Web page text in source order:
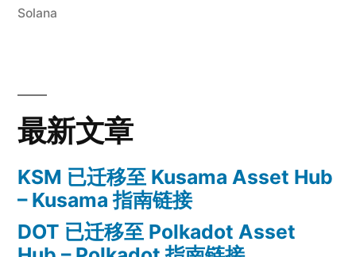
Solana
最新文章
KSM 已迁移至 Kusama Asset Hub
– Kusama 指南链接
DOT 已迁移至 Polkadot Asset